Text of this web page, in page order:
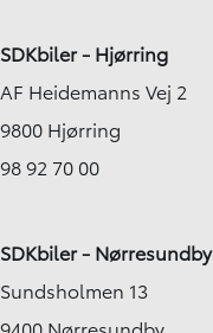
SDKbiler - Hjørring
AF Heidemanns Vej 2
9800 Hjørring
98 92 70 00
SDKbiler - Nørresundby
Sundsholmen 13